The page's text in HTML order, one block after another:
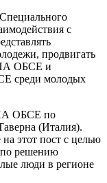
с
продвигать
ПА ОБСЕ и
среди молодых
ОБСЕ по
(Италия).
этот пост с целью
решению
люди в регионе